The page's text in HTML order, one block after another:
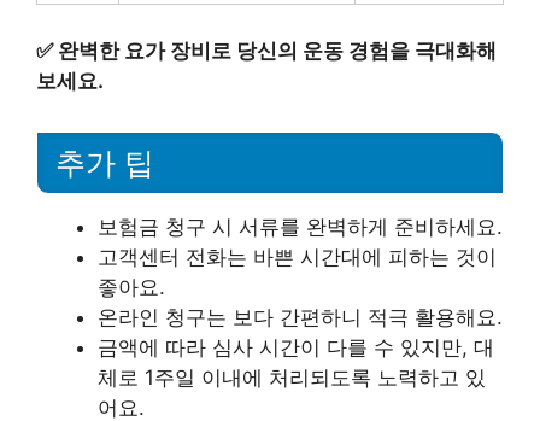
✅ 완벽한 요가 장비로 당신의 운동 경험을 극대화해
보세요.
추가 팁
보험금 청구 시 서류를 완벽하게 준비하세요.
고객센터 전화는 바쁜 시간대에 피하는 것이
좋아요.
온라인 청구는 보다 간편하니 적극 활용해요.
금액에 따라 심사 시간이 다를 수 있지만, 대
체로 1주일 이내에 처리되도록 노력하고 있
어요.